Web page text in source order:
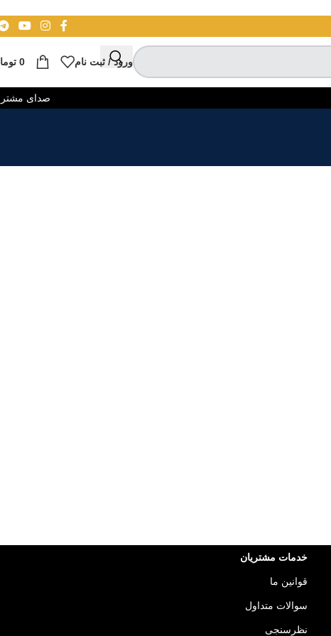
ورود / ثبت نام 0
صدای
خدمات مشتریان
قوانین ما
سوالات متداول
نظرسنجی